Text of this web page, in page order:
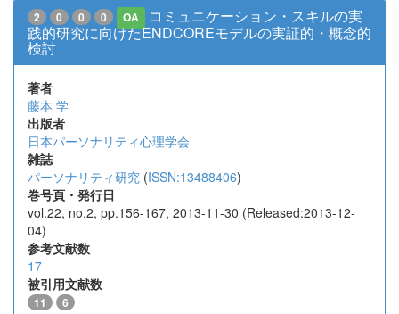
2 0 0 0 OA
コミュニケーション・スキルの実
践的研究に向けたENDCOREモデルの実証的・概念的
検討
著者
藤本 学
出版者
日本パーソナリティ心理学会
雑誌
パーソナリティ研究 (ISSN:13488406)
巻号頁・発行日
vol.22, no.2, pp.156-167, 2013-11-30 (Released:2013-12-
04)
参考文献数
17
被引用文献数
11 6